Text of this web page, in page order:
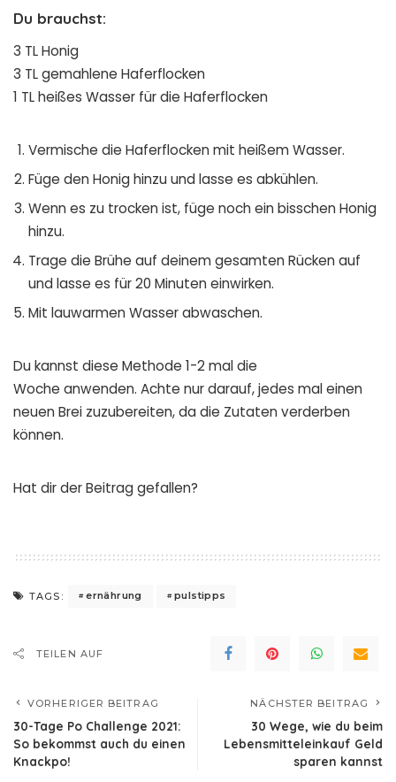
Du brauchst:
3 TL Honig
3 TL gemahlene Haferflocken
1 TL heißes Wasser für die Haferflocken
Vermische die Haferflocken mit heißem Wasser.
Füge den Honig hinzu und lasse es abkühlen.
Wenn es zu trocken ist, füge noch ein bisschen Honig
hinzu.
Trage die Brühe auf deinem gesamten Rücken auf
und lasse es für 20 Minuten einwirken.
Mit lauwarmen Wasser abwaschen.
Du kannst diese Methode 1-2 mal die
Woche anwenden. Achte nur darauf, jedes mal einen
neuen Brei zuzubereiten, da die Zutaten verderben
können.
Hat dir der Beitrag gefallen?
TAGS: ernährung pulstipps
TEILEN AUF
VORHERIGER BEITRAG
30-Tage Po Challenge 2021:
So bekommst auch du einen
Knackpo!
NÄCHSTER BEITRAG
30 Wege, wie du beim
Lebensmitteleinkauf Geld
sparen kannst